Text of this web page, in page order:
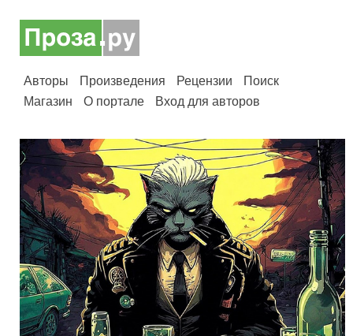
Авторы Произведения Рецензии
Поиск
Магазин
О портале Вход для авторов